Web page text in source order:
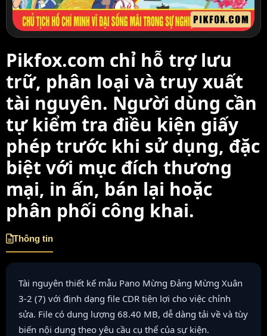
Pikfox.com chỉ hỗ trợ lưu
trữ, phân loại và truy xuất
tài nguyên. Người dùng cần
tự kiểm tra điều kiện giấy
phép trước khi sử dụng, đặc
biệt với mục đích thương
mại, in ấn, bán lại hoặc
phân phối công khai.
Thông tin
Tài nguyên thiết kế mẫu Pano Mừng Đảng Mừng Xuân
3-2 (7) với định dạng file CDR tiện lợi cho việc chỉnh
sửa. File có dung lượng 68.40 MB, dễ dàng tải về và tùy
biến nội dung theo yêu cầu cụ thể của sự kiện.